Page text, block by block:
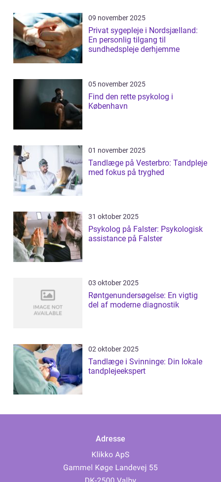
09 november 2025
Privat sygepleje i Nordsjælland:
En personlig tilgang til
sundhedspleje derhjemme
05 november 2025
Find den rette psykolog i
København
01 november 2025
Tandlæge på Vesterbro: Tandpleje
med fokus på tryghed
31 oktober 2025
Psykolog på Falster: Psykologisk
assistance på Falster
03 oktober 2025
Røntgenundersøgelse: En vigtig
del af moderne diagnostik
02 oktober 2025
Tandlæge i Svinninge: Din lokale
tandplejeekspert
Adresse